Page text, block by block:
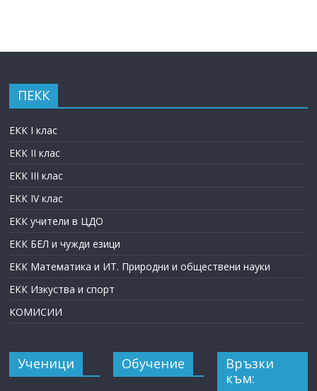
ПЕКК
ЕКК I клас
ЕКК II клас
ЕКК III клас
ЕКК IV клас
ЕКК учители в ЦДО
ЕКК БЕЛ и чужди езици
ЕКК Математика и ИТ. Природни и обществени науки
ЕКК Изкуства и спорт
КОМИСИИ
Ученици Обучение
Връзки
към: